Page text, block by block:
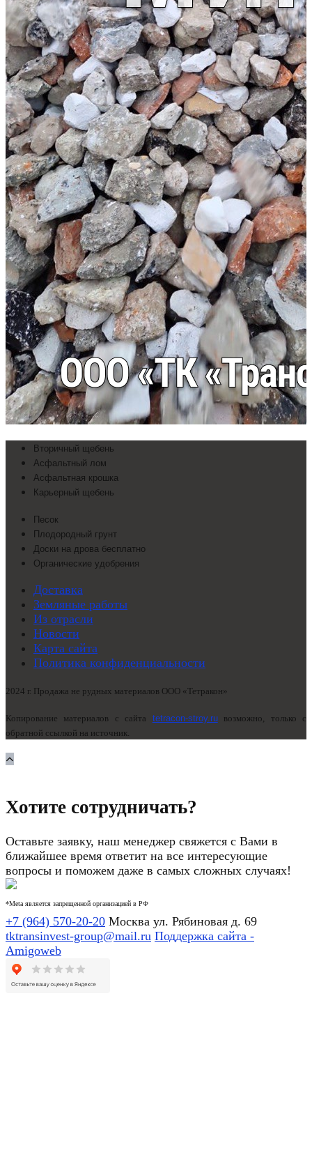
Вторичный щебень
Асфальтный лом
Асфальтная крошка
Карьерный щебень
Песок
Плодородный грунт
Доски на дрова бесплатно
Органические удобрения
Доставка
Земляные работы
Из отрасли
Новости
Карта сайта
Политика конфиденциальности
2024 г. Продажа не рудных материалов ООО «Тетракон»
Копирование материалов с сайта tetracon-stroy.ruвозможно, только с
обратной ссылкой на источник.
Хотите сотрудничать?
Оставьте заявку, наш менеджер свяжется с Вами в
ближайшее время ответит на все интересующие
вопросы и поможем даже в самых сложных случаях!
*Meta является запрещенной организацией в РФ
+7 (964) 570-20-20 Москва ул. Рябиновая д. 69
tktransinvest-group@mail.ru Поддержка сайта -
Amigoweb